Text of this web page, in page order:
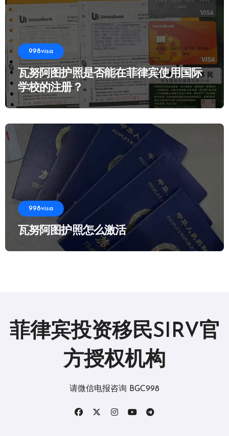
998visa
瓦努阿图护照是否能在菲律宾使用国际
学校的注册？
998visa
瓦努阿图护照怎么激活
菲律宾投资移民SIRV官
方授权机构
请微信电报咨询 BGC998